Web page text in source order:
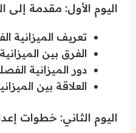
اليوم الأول: مقدمة إلى
تعريف الميزانية
الفرق بين
دور الميزانية
العلاقة بين
اليوم الثاني: خطوات